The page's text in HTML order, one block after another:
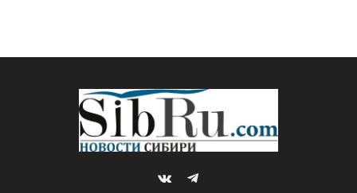
VKontakteTelegram